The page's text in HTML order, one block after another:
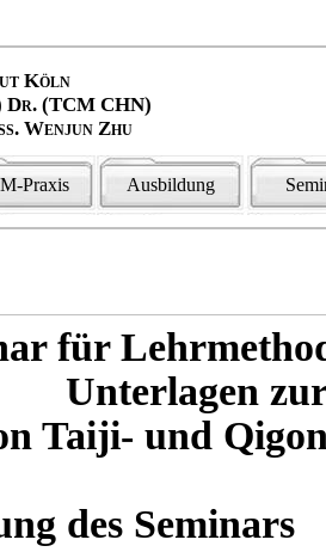
Köln
Dr. (TCM CHN)
Wenjun Zhu
Praxis Ausbildung
für
Unterlagen
Taiji- und
des Seminars